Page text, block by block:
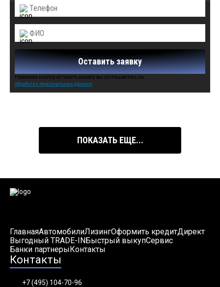
Оставить заявку
Нажимая кнопку оставить заявку вы соглашаетесь на
обработку персональных данных
ПОКАЗАТЬ ЕЩЕ...
ГлавнаяАвтомобилиЛизингОформить кредитДирект
Выгодный TRADE-INБыстрый выкупСервис
Банки партнерыКонтакты
Контакты
+7 (495) 104-70-96